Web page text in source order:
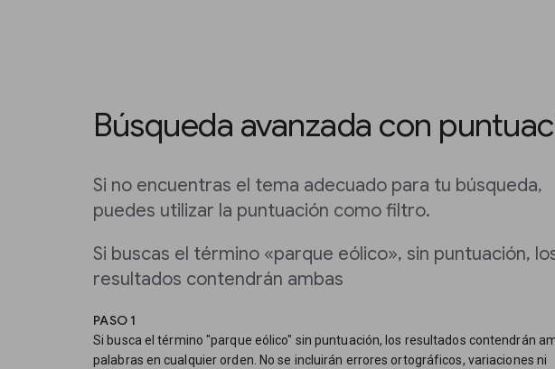
Búsqueda avanzada con
Si no encuentras el tema adecuado para tu búsqueda,
puedes utilizar la puntuación como filtro.
Si buscas el término «parque eólico», sin puntuación,
resultados contendrán ambas
PASO 1
Si busca el término "parque eólico" sin puntuación, los resultados contendrán
palabras en cualquier orden. No se incluirán errores ortográficos, variaciones ni